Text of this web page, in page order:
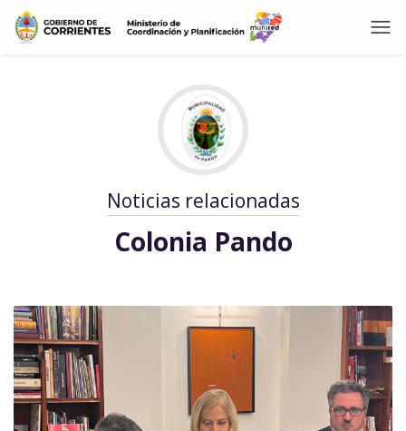
Noticias relacionadas
Colonia Pando